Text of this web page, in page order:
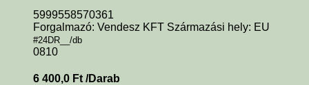
5999558570361
Forgalmazó: Vendesz KFT Származási hely: EU
#24DR__/db
0810
6 400,0 Ft /Darab